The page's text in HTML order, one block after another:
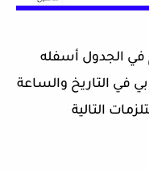
في الجدول أسفله
في التاريخ والساعة
التالية